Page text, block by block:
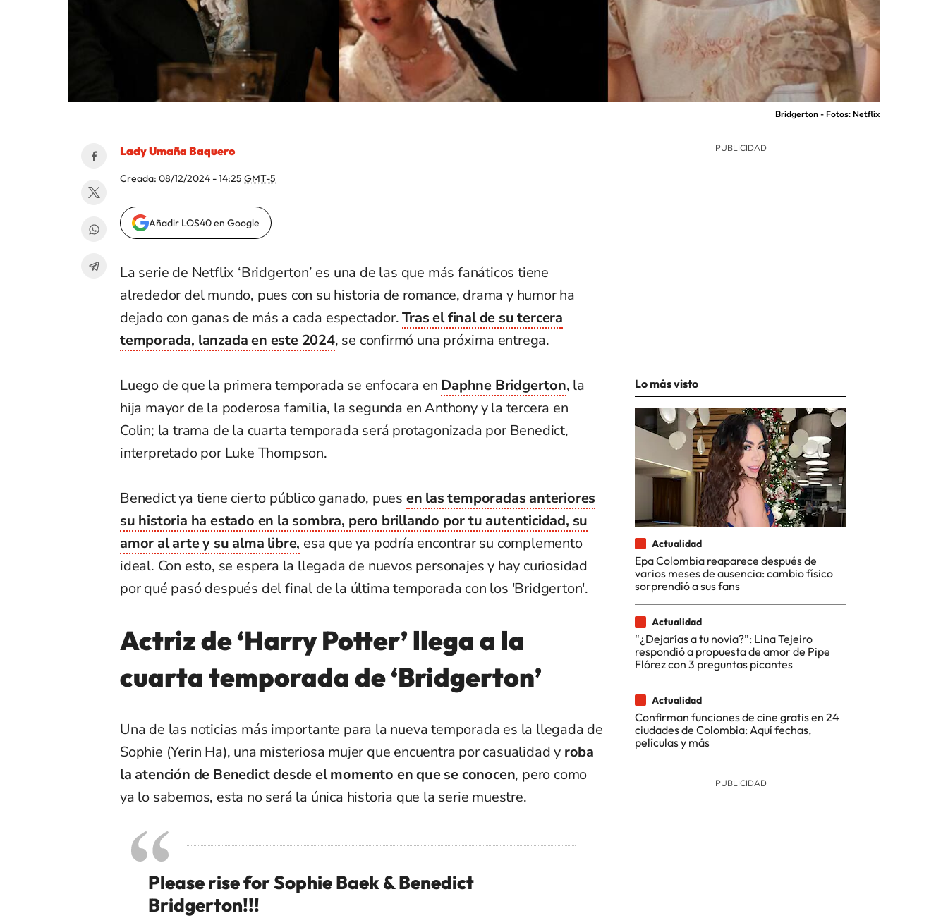
Bridgerton - Fotos: Netflix
Lady Umaña Baquero
Creada: 08/12/2024 - 14:25 GMT-5
Añadir LOS40 en Google
La serie de Netflix ‘Bridgerton’ es una de las que más fanáticos tiene
alrededor del mundo, pues con su historia de romance, drama y humor ha
dejado con ganas de más a cada espectador.Tras el final de su tercera
temporada, lanzada en este 2024, se confirmó una próxima entrega.
Luego de que la primera temporada se enfocara en Daphne Bridgerton, la
hija mayor de la poderosa familia, la segunda en Anthony y la tercera en
Colin; la trama de la cuarta temporada será protagonizada por Benedict,
interpretado por Luke Thompson.
Benedict ya tiene cierto público ganado, pues en las temporadas anteriores
su historia ha estado en la sombra, pero brillando por tu autenticidad, su
amor al arte y su alma libre, esa que ya podría encontrar su complemento
ideal. Con esto, se espera la llegada de nuevos personajes y hay curiosidad
por qué pasó después del final de la última temporada con los 'Bridgerton'.
Actriz de ‘Harry Potter’ llega a la
cuarta temporada de ‘Bridgerton’
Una de las noticias más importante para la nueva temporada es la llegada de
Sophie (Yerin Ha), una misteriosa mujer que encuentra por casualidad y roba
la atención de Benedict desde el momento en que se conocen, pero como
ya lo sabemos, esta no será la única historia que la serie muestre.
Please rise for Sophie Baek & Benedict
Bridgerton!!!
Lo más visto
Actualidad
Epa Colombia reaparece después de
varios meses de ausencia: cambio físico
sorprendió a sus fans
Actualidad
“¿Dejarías a tu novia?”: Lina Tejeiro
respondió a propuesta de amor de Pipe
Flórez con 3 preguntas picantes
Actualidad
Confirman funciones de cine gratis en 24
ciudades de Colombia: Aquí fechas,
películas y más